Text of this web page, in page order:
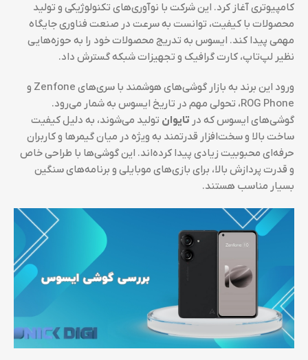
کامپیوتری آغاز کرد. این شرکت با نوآوری‌های تکنولوژیکی و تولید
محصولات با کیفیت، توانست به سرعت در صنعت فناوری جایگاه
مهمی پیدا کند. ایسوس به تدریج محصولات خود را به حوزه‌هایی
نظیر لپ‌تاپ، کارت گرافیک و تجهیزات شبکه گسترش داد.
ورود این برند به بازار گوشی‌های هوشمند با سری‌های Zenfone و
ROG Phone، تحولی مهم در تاریخ ایسوس به شمار می‌رود.
گوشی‌های ایسوس که در تایوان تولید می‌شوند، به دلیل کیفیت
ساخت بالا و سخت‌افزار قدرتمند به ویژه در میان گیمرها و کاربران
حرفه‌ای محبوبیت زیادی پیدا کرده‌اند. این گوشی‌ها با طراحی خاص
و قدرت پردازش بالا، برای بازی‌های موبایلی و برنامه‌های سنگین
بسیار مناسب هستند.